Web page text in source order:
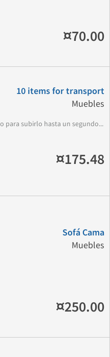
¤70.00
10 items for transport
Muebles
para subirlo hasta un segundo...
¤175.48
Sofá Cama
Muebles
¤250.00